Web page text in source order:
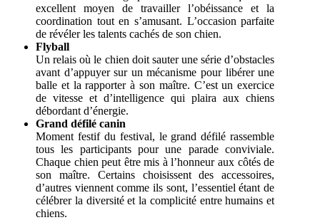
excellent moyen de travailler l’obéissance et la
coordination tout en s’amusant. L’occasion parfaite
de révéler les talents cachés de son chien.
Flyball
Un relais où le chien doit sauter une série d’obstacles
avant d’appuyer sur un mécanisme pour libérer une
balle et la rapporter à son maître. C’est un exercice
de vitesse et d’intelligence qui plaira aux chiens
débordant d’énergie.
Grand défilé canin
Moment festif du festival, le grand défilé rassemble
tous les participants pour une parade conviviale.
Chaque chien peut être mis à l’honneur aux côtés de
son maître. Certains choisissent des accessoires,
d’autres viennent comme ils sont, l’essentiel étant de
célébrer la diversité et la complicité entre humains et
chiens.